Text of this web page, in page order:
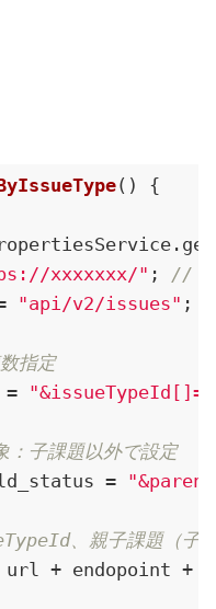
( ) {
xxxxxxx/" ; //
"api/v2/issues" ;
指定
子課題以外で設定
=
、親子課題（子
+ endopoint +